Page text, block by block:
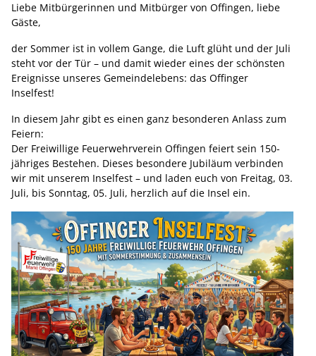
Liebe Mitbürgerinnen und Mitbürger von Offingen, liebe
Gäste,
der Sommer ist in vollem Gange, die Luft glüht und der Juli
steht vor der Tür – und damit wieder eines der schönsten
Ereignisse unseres Gemeindelebens: das Offinger
Inselfest!
In diesem Jahr gibt es einen ganz besonderen Anlass zum
Feiern:
Der Freiwillige Feuerwehrverein Offingen feiert sein 150-
jähriges Bestehen. Dieses besondere Jubiläum verbinden
wir mit unserem Inselfest – und laden euch von Freitag, 03.
Juli, bis Sonntag, 05. Juli, herzlich auf die Insel ein.